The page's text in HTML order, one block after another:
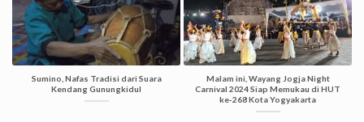
Sumino, Nafas Tradisi dari Suara
Kendang Gunungkidul
Malam ini, Wayang Jogja Night
Carnival 2024 Siap Memukau di HUT
ke-268 Kota Yogyakarta